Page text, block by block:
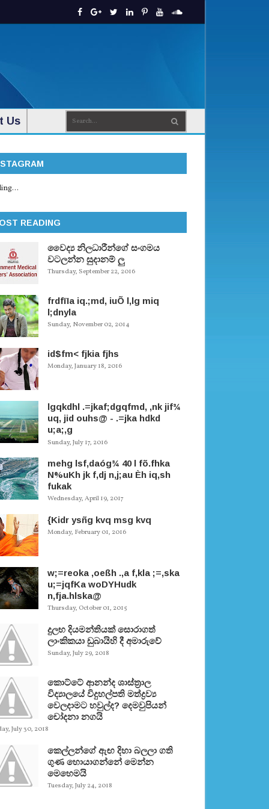
Us
READING
වෛද්‍ය නිලධාරීන්ගේ සංගමය
වටලන්න සුදානම් ලු
Thursday, September 22, 2016
frdfïIa iq.;md, iuÕ l,lg miq
l;dnyla
Sunday, November 02, 2014
id$fm< fjkia fjhs
Monday, January 18, 2016
lgqkdhl .=jkaf;dgqfmd, ,nk jif¾
uq, jid ouhs@ - .=jka hdkd
u;a;,g
Sunday, July 17, 2016
mehg lsf,daóg¾ 40 l fõ.fhka
N%uKh jk f,dj n,j;au Èh iq,sh
fukak
Wednesday, April 19, 2017
{Kidr ysñg kvq msg kvq
Monday, February 01, 2016
w;=reoka ,oeßh .,a f,kla ;=,ska
u;=jqfKa woDYHudk
n,fja.hlska@
Thursday, October 01, 2015
දුලභ දියමන්තියක් සොරාගත්
ලාංකිකයා ඩුබායිහි දී අමාරුවේ
Sunday, July 29, 2018
කොට්ටේ ආනන්ද ශාස්ත‍්‍රාල
විද්‍යාලයේ විදුහල්පති මත්ද්‍රව්‍ය
වෙලදාමට හවුල්ද? දෙමවුපියන්
චෝදනා නගයි
July 30, 2018
කෙල්ලන්ගේ ඇඟ දිහා බලලා ගති
ගුණ හොයාගන්නේ මෙන්න
මෙහෙමයි
Tuesday, July 24, 2018